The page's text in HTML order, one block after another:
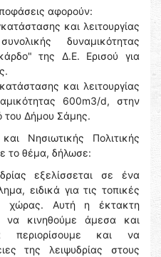
αφορούν:
και λειτουργίας
δυναμικότητας
της Δ.Ε. Ερισού για
και λειτουργίας
600m3/d, στην
του Δήμου Σάμης.
Νησιωτικής Πολιτικής
το θέμα, δήλωσε:
εξελίσσεται σε ένα
ειδικά για τις τοπικές
χώρας. Αυτή η έκτακτη
να κινηθούμε άμεσα και
περιορίσουμε και να
της λειψυδρίας στους